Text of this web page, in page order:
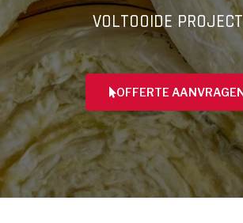
VOLTOOIDE
OFFERTE